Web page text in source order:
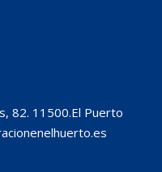
82. 11500.El Puerto